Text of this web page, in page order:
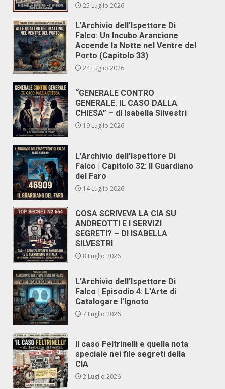
25 Luglio 2026
L’Archivio dell’Ispettore Di
Falco: Un Incubo Arancione
Accende la Notte nel Ventre del
Porto (Capitolo 33)
24 Luglio 2026
“GENERALE CONTRO
GENERALE. IL CASO DALLA
CHIESA” – di Isabella Silvestri
19 Luglio 2026
L’Archivio dell’Ispettore Di
Falco | Capitolo 32: Il Guardiano
del Faro
14 Luglio 2026
COSA SCRIVEVA LA CIA SU
ANDREOTTI E I SERVIZI
SEGRETI? – DI ISABELLA
SILVESTRI
8 Luglio 2026
L’Archivio dell’Ispettore Di
Falco | Episodio 4: L’Arte di
Catalogare l’Ignoto
7 Luglio 2026
Il caso Feltrinelli e quella nota
speciale nei file segreti della
CIA
2 Luglio 2026